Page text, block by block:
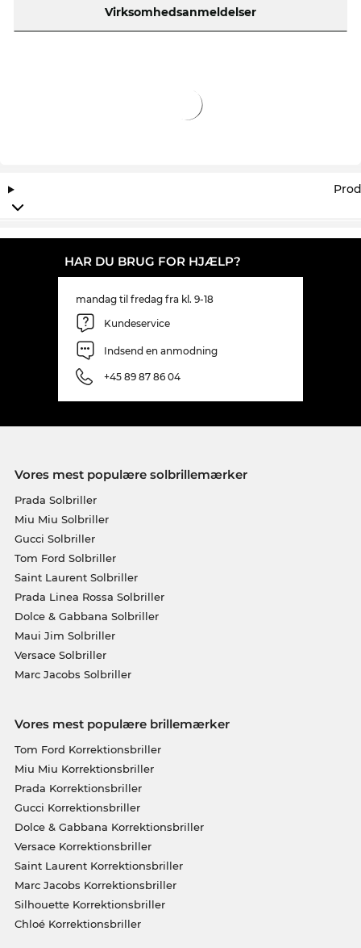
overblik med dine nye briller! I vores onlineshop
har vi konsekvent lave priser. Så billigt kan du ikke
Virksomhedsanmeldelser
HAR DU BRUG FOR HJÆLP?
mandag til fredag fra kl. 9-18
Kundeservice
Indsend en anmodning
+45 89 87 86 04
Vores mest populære solbrillemærker
Prada Solbriller
Miu Miu Solbriller
Gucci Solbriller
Tom Ford Solbriller
Saint Laurent Solbriller
Prada Linea Rossa Solbriller
Dolce & Gabbana Solbriller
Maui Jim Solbriller
Versace Solbriller
Marc Jacobs Solbriller
Vores mest populære brillemærker
Tom Ford Korrektionsbriller
Miu Miu Korrektionsbriller
Prada Korrektionsbriller
Gucci Korrektionsbriller
Dolce & Gabbana Korrektionsbriller
Versace Korrektionsbriller
Saint Laurent Korrektionsbriller
Marc Jacobs Korrektionsbriller
Silhouette Korrektionsbriller
Chloé Korrektionsbriller